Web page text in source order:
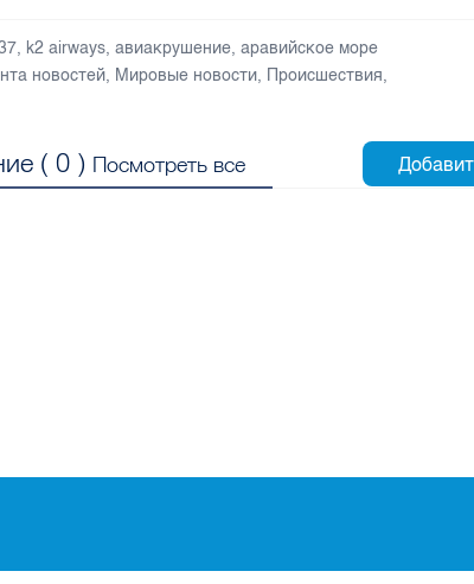
, k2 airways,авиакрушение,аравийское море
новостей, Мировые новости, Происшествия,
(0 ) Посмотреть все